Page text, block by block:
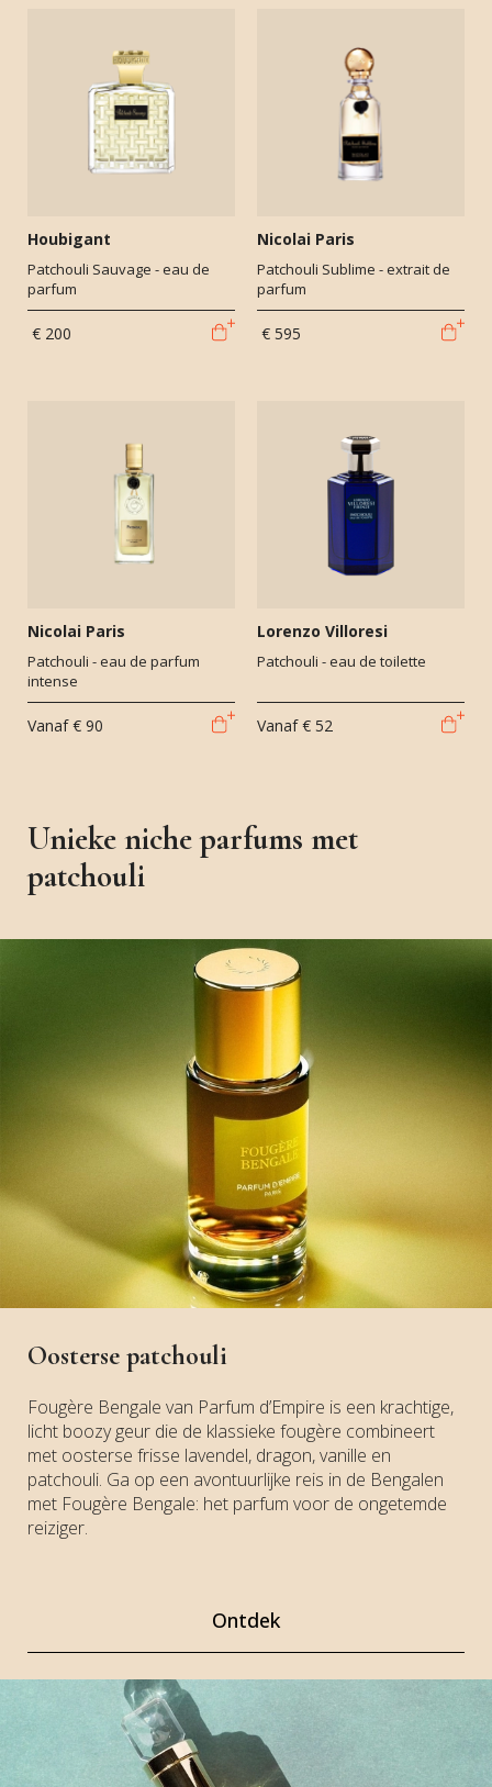
Houbigant
Patchouli Sauvage - eau de
parfum
€ 200
Nicolai Paris
Patchouli Sublime - extrait de
parfum
€ 595
Nicolai Paris
Patchouli - eau de parfum
intense
Vanaf € 90
Lorenzo Villoresi
Patchouli - eau de toilette
Vanaf € 52
Unieke niche parfums met
patchouli
Oosterse patchouli
Fougère Bengale van Parfum d’Empire is een krachtige,
licht boozy geur die de klassieke fougère combineert
met oosterse frisse lavendel, dragon, vanille en
patchouli. Ga op een avontuurlijke reis in de Bengalen
met Fougère Bengale: het parfum voor de ongetemde
reiziger.
Ontdek